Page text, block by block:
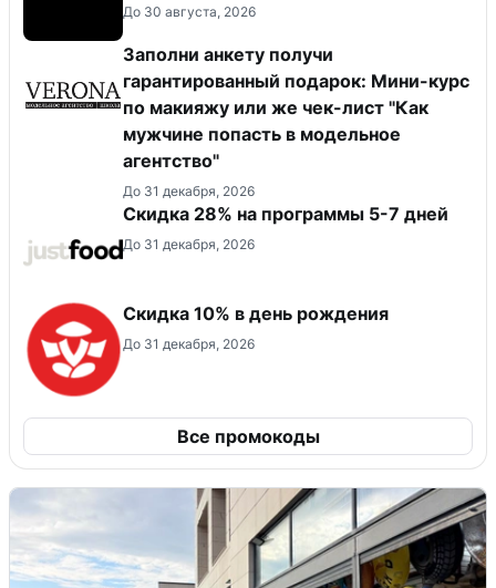
До 30 августа, 2026
Заполни анкету получи
гарантированный подарок: Мини-курс
по макияжу или же чек-лист "Как
мужчине попасть в модельное
агентство"
До 31 декабря, 2026
Скидка 28% на программы 5-7 дней
До 31 декабря, 2026
Скидка 10% в день рождения
До 31 декабря, 2026
Все промокоды